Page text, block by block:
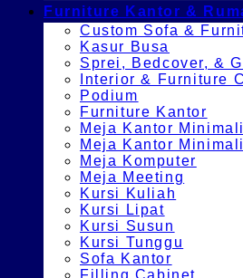
Furniture Kantor &
Custom Sofa &
Kasur Busa
Sprei, Bedcover, &
Interior & Furniture
Podium
Furniture Kantor
Meja Kantor
Meja Kantor
Meja Komputer
Meja Meeting
Kursi Kuliah
Kursi Lipat
Kursi Susun
Kursi Tunggu
Sofa Kantor
Filling Cabinet